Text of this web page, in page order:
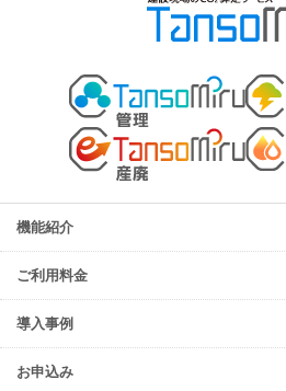
機能紹介
機能紹介
TansoMiru管理
TansoMiru電力
TansoMiru産廃
TansoMiru燃料
ご利用料金
導入事例
お申込み